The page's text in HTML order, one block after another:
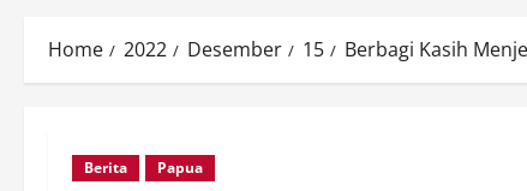
Home 2022 Desember 15 Berbagi Kasih
Berita Papua